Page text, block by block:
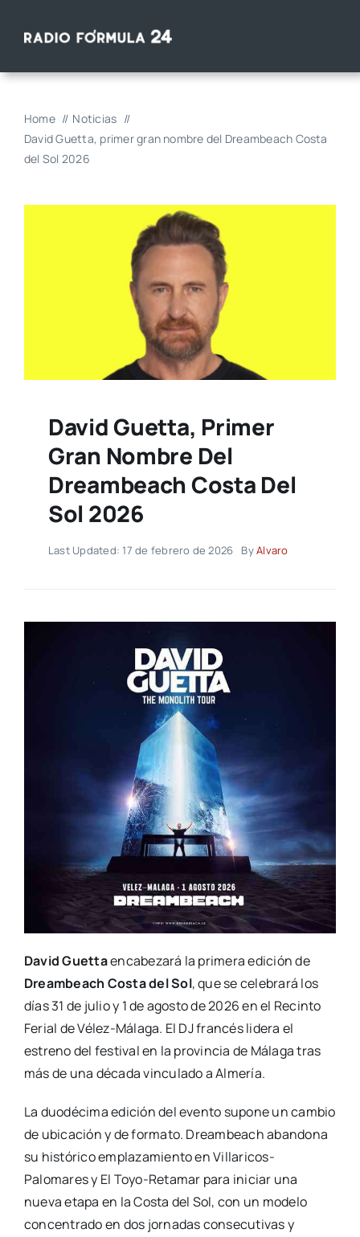
Home
Noticias
David Guetta, primer gran nombre del Dreambeach Costa
del Sol 2026
David Guetta, Primer
Gran Nombre Del
Dreambeach Costa Del
Sol 2026
Last Updated: 17 de febrero de 2026 ByAlvaro
David Guettaencabezará la primera edición de
Dreambeach Costa del Sol, que se celebrará los
días 31 de julio y 1 de agosto de 2026 en el Recinto
Ferial de Vélez-Málaga. El DJ francés lidera el
estreno del festival en la provincia de Málaga tras
más de una década vinculado a Almería.
La duodécima edición del evento supone un cambio
de ubicación y de formato. Dreambeach abandona
su histórico emplazamiento en Villaricos-
Palomares y El Toyo-Retamar para iniciar una
nueva etapa en la Costa del Sol, con un modelo
concentrado en dos jornadas consecutivas y